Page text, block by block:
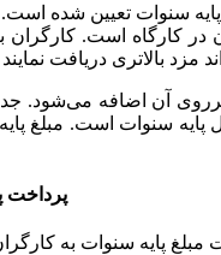
هر سال از جمله بخشنامه مزد سال ۱۴۰۳ مبلغی
است. کارگران
پرداخت پایه
پایه سنوات به